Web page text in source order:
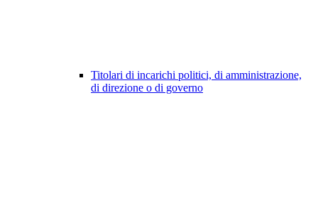
Titolari di incarichi politici, di amministrazione,
di direzione o di governo